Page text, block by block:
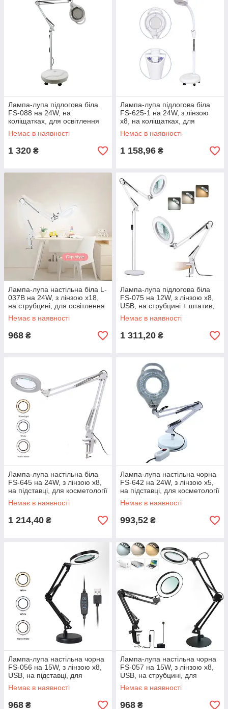
Лампа-лупа підлогова біла
FS-088 на 24W, на
коліщатках, для освітлення
та роботи з дрібними
деталями
Немає в наявності
1 320 ₴
Лампа-лупа підлогова біла
FS-625-1 на 24W, з лінзою
х8, на коліщатках, для
косметології та манікюру
Немає в наявності
1 158,96 ₴
Лампа-лупа настільна біла L-
037B на 24W, з лінзою х18,
на струбцині, для освітлення
та роботи з дрібними
деталями
Немає в наявності
968 ₴
Лампа-лупа підлогова біла
FS-075 на 12W, з лінзою х8,
USB, на струбцині + штатив,
для косметології та манікюру
Немає в наявності
1 311,20 ₴
Лампа-лупа настільна біла
FS-645 на 24W, з лінзою х8,
на підставці, для косметології
та манікюру
Немає в наявності
1 214,40 ₴
Лампа-лупа настільна чорна
FS-642 на 24W, з лінзою х5,
на підставці, для косметології
та манікюру
Немає в наявності
993,52 ₴
Лампа-лупа настільна чорна
FS-056 на 15W, з лінзою х8,
USB, на підставці, для
освітлення та роботи з
дрібними деталями
Немає в наявності
968 ₴
Лампа-лупа настільна чорна
FS-057 на 15W, з лінзою х8,
USB, на струбцині, для
косметології та манікюру
Немає в наявності
968 ₴